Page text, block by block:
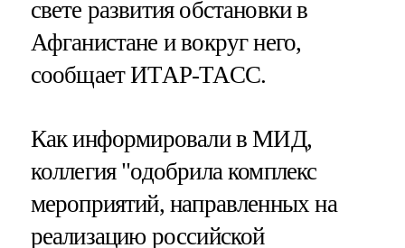
свете развития обстановки в
Афганистане и вокруг него,
сообщает ИТАР-ТАСС.
Как информировали в МИД,
коллегия "одобрила комплекс
мероприятий, направленных на
реализацию российской